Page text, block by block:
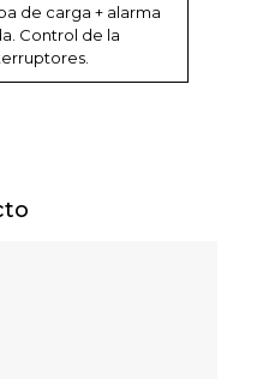
de carga + alarma
Control de la